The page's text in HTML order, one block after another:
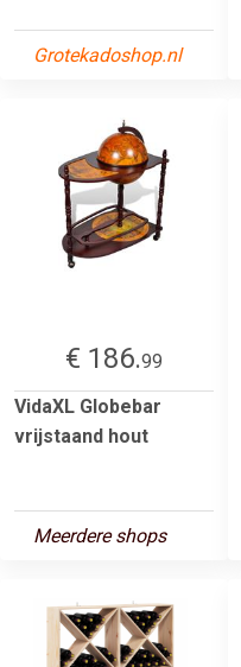
Grotekadoshop.nl
€ 186.99
VidaXL Globebar
vrijstaand hout
Meerdere shops